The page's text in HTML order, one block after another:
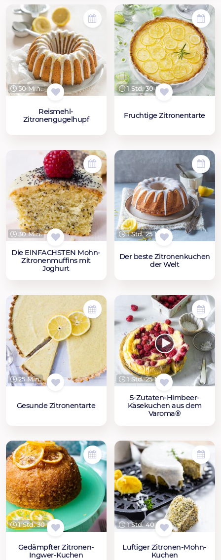
50 Min.
Reismehl-
Zitronengugelhupf
1 Std. 30 Min.
Fruchtige Zitronentarte
30 Min.
Die EINFACHSTEN Mohn-
Zitronenmuffins mit
Joghurt
1 Std. 25 Min.
Der beste Zitronenkuchen
der Welt
25 Min.
Gesunde Zitronentarte
1 Std. 25 Min.
5-Zutaten-Himbeer-
Käsekuchen aus dem
Varoma®
1 Std. 30 Min.
Gedämpfter Zitronen-
Ingwer-Kuchen
1 Std. 40 Min.
Luftiger Zitronen-Mohn-
Kuchen